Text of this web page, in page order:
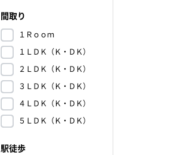
間取り
１Ｒｏｏｍ
１ＬＤＫ（Ｋ・ＤＫ）
２ＬＤＫ（Ｋ・ＤＫ）
３ＬＤＫ（Ｋ・ＤＫ）
４ＬＤＫ（Ｋ・ＤＫ）
５ＬＤＫ（Ｋ・ＤＫ）
駅徒歩